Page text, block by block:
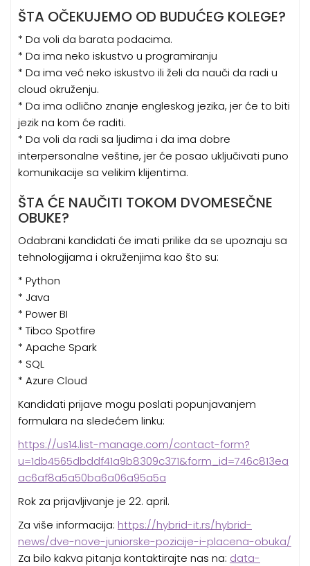
ŠTA OČEKUJEMO OD BUDUĆEG KOLEGE?
* Da voli da barata podacima.
* Da ima neko iskustvo u programiranju
* Da ima već neko iskustvo ili želi da nauči da radi u
cloud okruženju.
* Da ima odlično znanje engleskog jezika, jer će to biti
jezik na kom će raditi.
* Da voli da radi sa ljudima i da ima dobre
interpersonalne veštine, jer će posao uključivati puno
komunikacije sa velikim klijentima.
ŠTA ĆE NAUČITI TOKOM DVOMESEČNE
OBUKE?
Odabrani kandidati će imati prilike da se upoznaju sa
tehnologijama i okruženjima kao što su:
* Python
* Java
* Power BI
* Tibco Spotfire
* Apache Spark
* SQL
* Azure Cloud
Kandidati prijave mogu poslati popunjavanjem
formulara na sledećem linku:
https://us14.list-manage.com/contact-form?
u=1db4565dbddf41a9b8309c371&form_id=746c813ea
ac6af8a5a50ba6a06a95a5a
Rok za prijavljivanje je 22. april.
Za više informacija: https://hybrid-it.rs/hybrid-
news/dve-nove-juniorske-pozicije-i-placena-obuka/
Za bilo kakva pitanja kontaktirajte nas na: data-